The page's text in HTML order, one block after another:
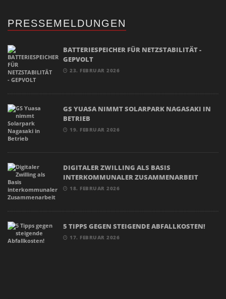
PRESSEMELDUNGEN
BATTERIESPEICHER FÜR NETZSTABILITÄT -
GEPVOLT
23. FEBRUAR 2026
GS YUASA NIMMT SOLARPARK NAGASAKI IN
BETRIEB
19. FEBRUAR 2026
DIGITALER ZWILLING ALS BASIS
INTERKOMMUNALER ZUSAMMENARBEIT
18. FEBRUAR 2026
5 TIPPS GEGEN STEIGENDE ABFALLKOSTEN!
17. FEBRUAR 2026